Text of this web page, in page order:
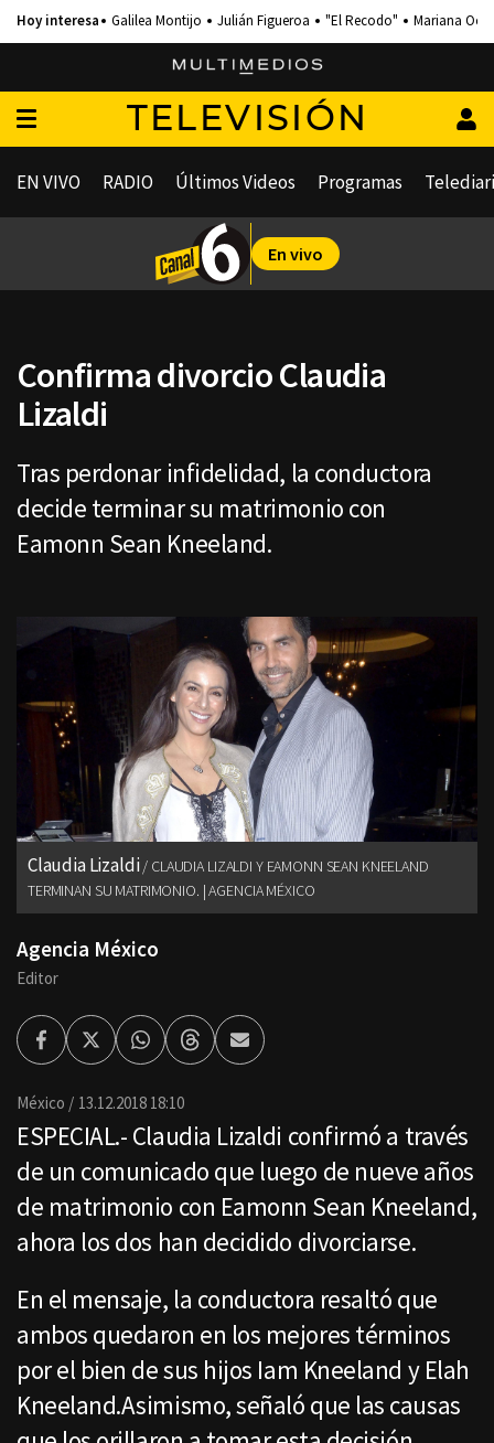
Galilea Montijo Julián Figueroa "El Recodo" Mariana
TELEVISIÓN
EN VIVO RADIO Últimos Videos Programas
En vivo
Confirma divorcio Claudia
Lizaldi
Tras perdonar infidelidad, la conductora
decide terminar su matrimonio con
Eamonn Sean Kneeland.
Claudia Lizaldi
CLAUDIA LIZALDI Y EAMONN SEAN KNEELAND
TERMINAN SU MATRIMONIO. | AGENCIA MÉXICO
Agencia México
Editor
FacebookTwitterWhatsappThreadsEnviar
por
México 13.12.2018 18:10
ESPECIAL.- Claudia Lizaldi confirmó a través
de un comunicado que luego de nueve años
de matrimonio con Eamonn Sean Kneeland,
ahora los dos han decidido divorciarse.
En el mensaje, la conductora resaltó que
ambos quedaron en los mejores términos
por el bien de sus hijos Iam Kneeland y Elah
Kneeland.Asimismo, señaló que las causas